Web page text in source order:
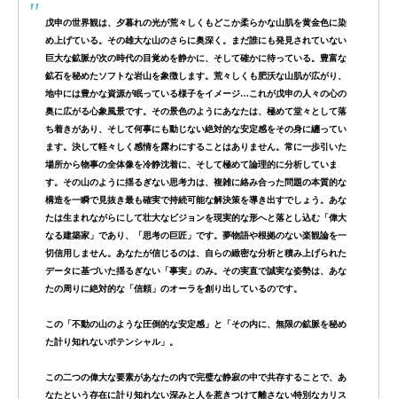
戊申の世界観は、 夕暮れの光が荒々しくもどこか柔らかな山肌を黄金色に染
め上げている。その雄大な山のさらに奥深く。まだ誰にも発見されていない
巨大な鉱脈が次の時代の目覚めを静かに、そして確かに待っている。 豊富な
鉱石を秘めたソフトな岩山を象徴します。荒々しくも肥沃な山肌が広がり、
地中には豊かな資源が眠っている様子をイメージ…これが戊申の人々の心の
奥に広がる心象風景です。 その景色のようにあなたは、 極めて堂々として落
ち着きがあり、そして何事にも動じない絶対的な安定感をその身に纏ってい
ます。 決して軽々しく感情を露わにすることはありません。常に一歩引いた
場所から物事の全体像を冷静沈着に、そして極めて論理的に分析していま
す。 その山のように揺るぎない思考力は、複雑に絡み合った問題の本質的な
構造を一瞬で見抜き最も確実で持続可能な解決策を導き出すでしょう。 あな
たは生まれながらにして壮大なビジョンを現実的な形へと落とし込む「偉大
なる建築家」であり、「思考の巨匠」です。 夢物語や根拠のない楽観論を一
切信用しません。あなたが信じるのは、自らの緻密な分析と積み上げられた
データに基づいた揺るぎない「事実」のみ。 その実直で誠実な姿勢は、あな
たの周りに絶対的な「信頼」のオーラを創り出しているのです。
この「不動の山のような圧倒的な安定感」と「その内に、無限の鉱脈を秘め
た計り知れないポテンシャル」。
この二つの偉大な要素があなたの内で完璧な静寂の中で共存することで、あ
なたという存在に計り知れない深みと人を惹きつけて離さない特別なカリス